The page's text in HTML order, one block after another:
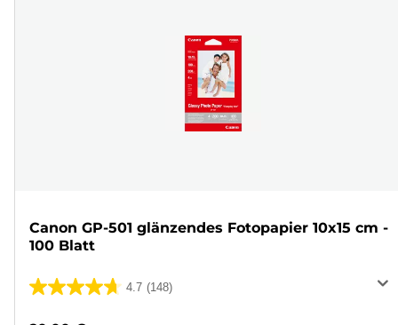
Canon GP-501 glänzendes Fotopapier 10x15 cm -
100 Blatt
4.7 (148)
4.7